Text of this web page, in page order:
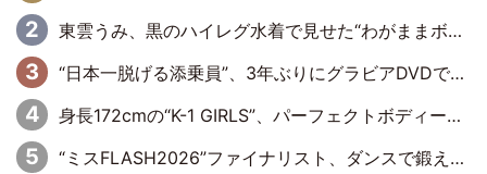
東雲うみ、黒のハイレグ水着で見せた“わがままボディ”がたまらない「うみちゃんカワイイ」「全てがステキな女神さま」「魅力的です」
“日本一脱げる添乗員”、3年ぶりにグラビアDVDで復活 31歳の艶やかな表情がさえわたる
身長172cmの“K-1 GIRLS”、パーフェクトボディーでグラビアDVDデビュー
“ミスFLASH2026”ファイナリスト、ダンスで鍛え上げた健康的な美ボディー披露